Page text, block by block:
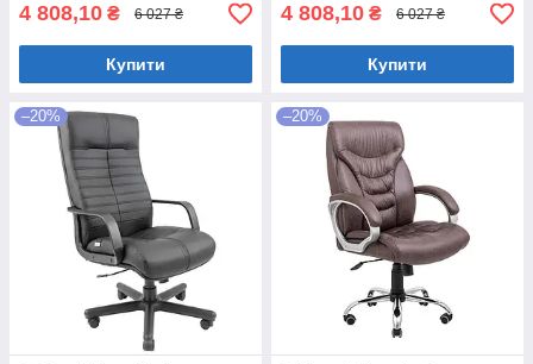
4 808,10 ₴ 6 027 ₴
Купити
4 808,10 ₴ 6 027 ₴
Купити
–20% –20%